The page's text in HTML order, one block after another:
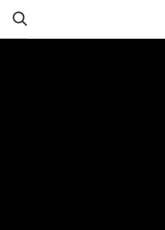
navegación
Abrir búsqueda